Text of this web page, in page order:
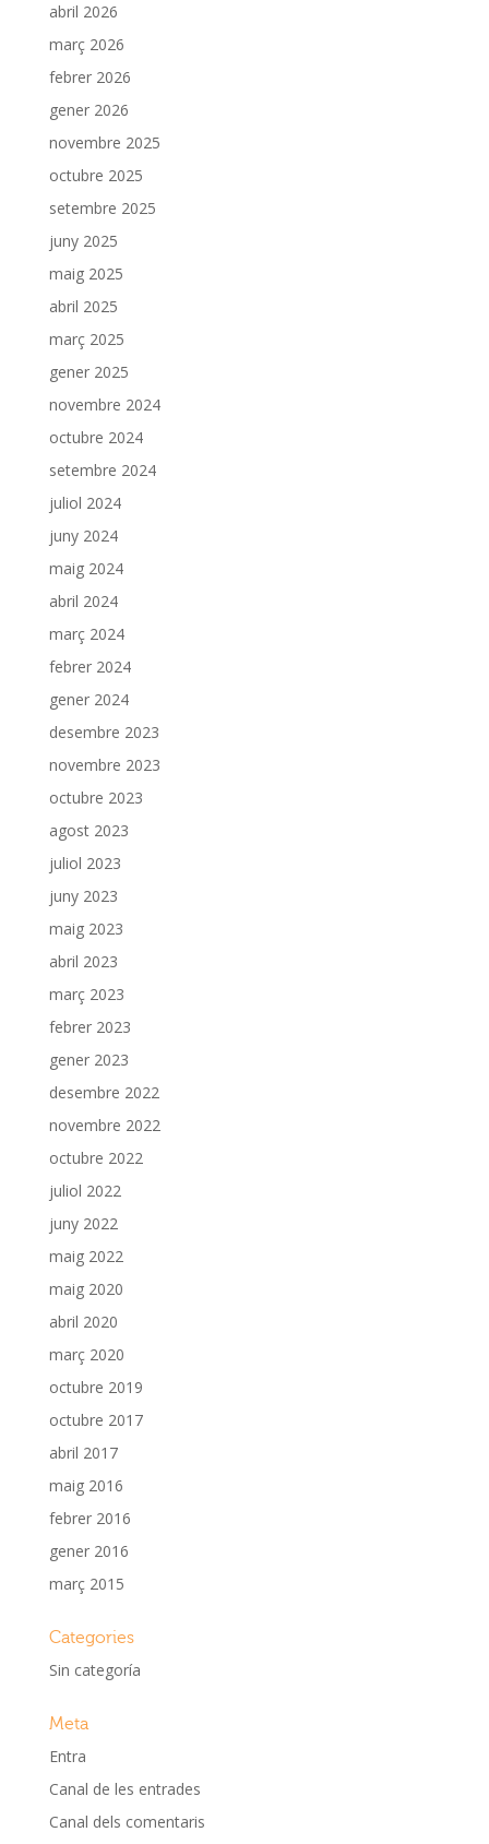
abril 2026
març 2026
febrer 2026
gener 2026
novembre 2025
octubre 2025
setembre 2025
juny 2025
maig 2025
abril 2025
març 2025
gener 2025
novembre 2024
octubre 2024
setembre 2024
juliol 2024
juny 2024
maig 2024
abril 2024
març 2024
febrer 2024
gener 2024
desembre 2023
novembre 2023
octubre 2023
agost 2023
juliol 2023
juny 2023
maig 2023
abril 2023
març 2023
febrer 2023
gener 2023
desembre 2022
novembre 2022
octubre 2022
juliol 2022
juny 2022
maig 2022
maig 2020
abril 2020
març 2020
octubre 2019
octubre 2017
abril 2017
maig 2016
febrer 2016
gener 2016
març 2015
Categories
Sin categoría
Meta
Entra
Canal de les entrades
Canal dels comentaris